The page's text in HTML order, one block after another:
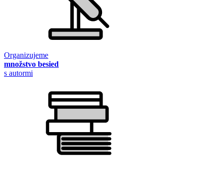
Organizujeme
množstvo besied
s autormi